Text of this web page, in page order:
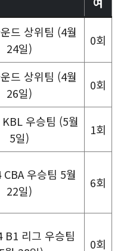
드 상위팀 (4월
24일)
0회
드 상위팀 (4월
26일)
0회
우승팀 (5월
5일)
1회
우승팀 5월
22일)
6회
B1 리그 우승팀
0회